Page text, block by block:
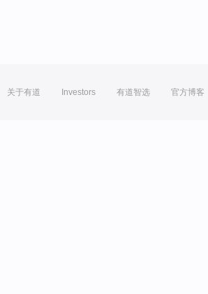
关于有道 Investors 有道智选 官方博客